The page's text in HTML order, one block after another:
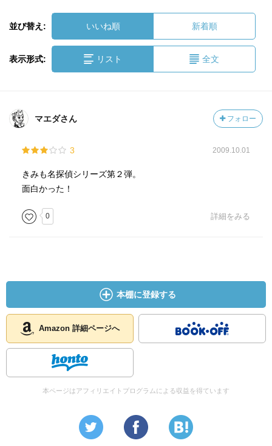
並び替え: いいね順 新着順
表示形式: リスト 全文
マエダさん フォロー
3 2009.10.01
きみも名探偵シリーズ第２弾。
面白かった！
0 詳細をみる
本棚に登録する
Amazon 詳細ページへ
本ページはアフィリエイトプログラムによる収益を得ています